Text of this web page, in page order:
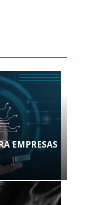
EMPRESAS